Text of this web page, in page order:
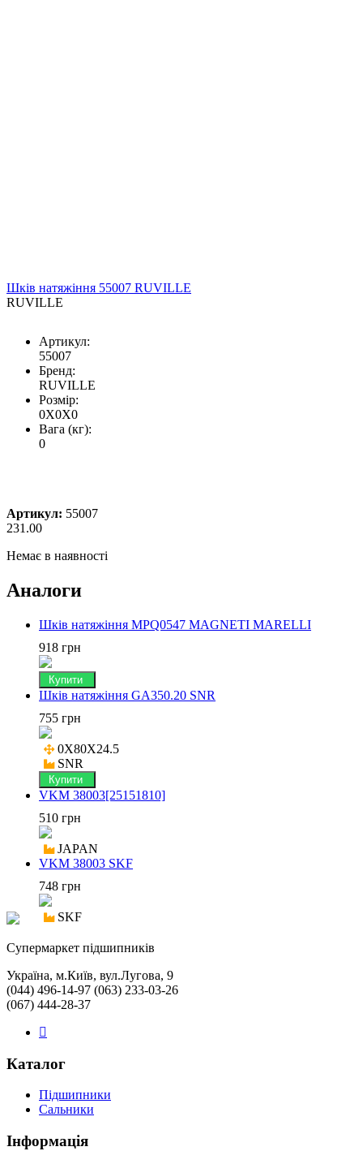
Шків натяжіння 55007 RUVILLE
RUVILLE
Артикул:
55007
Бренд:
RUVILLE
Розмір:
0X0X0
Вага (кг):
0
Артикул: 55007
231.00
Немає в наявності
Аналоги
Шків натяжіння MPQ0547 MAGNETI MARELLI
918 грн
Купити
Шків натяжіння GA350.20 SNR
755 грн
0X80X24.5
SNR
Купити
VKM 38003[25151810]
510 грн
JAPAN
VKM 38003 SKF
748 грн
SKF
Cупермаркет підшипників
Україна, м.Київ, вул.Лугова, 9
(044) 496-14-97 (063) 233-03-26
(067) 444-28-37
Каталог
Підшипники
Сальники
Інформація